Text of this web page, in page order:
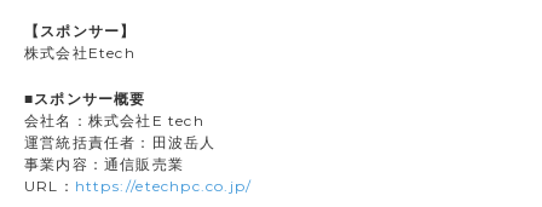
【スポンサー】
株式会社Etech
■スポンサー概要
会社名：株式会社E tech
運営統括責任者：田波岳人
事業内容：通信販売業
URL： https://etechpc.co.jp/